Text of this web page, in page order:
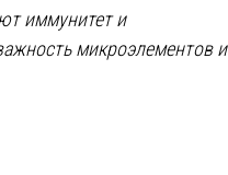
иммунитет и
микроэлементов и